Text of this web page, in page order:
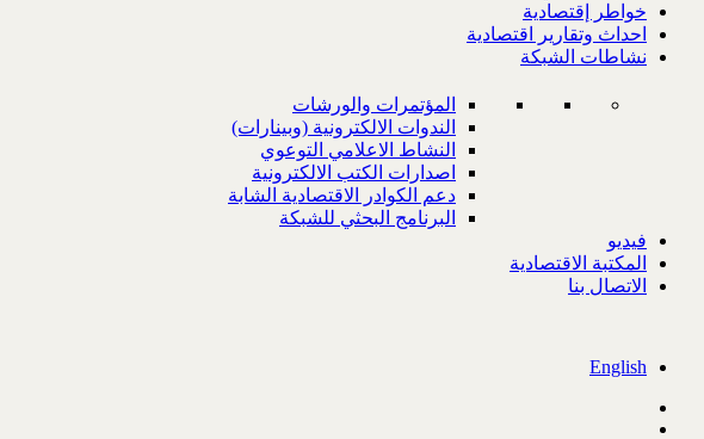
خواطر إقتصادية
احداث وتقارير اقتصادية
نشاطات الشبكة
المؤتمرات والورشات
الندوات الالكترونية (وبينارات)
النشاط الاعلامي التوعوي
اصدارات الكتب الالكترونية
دعم الكوادر الاقتصادية الشابة
البرنامج البحثي للشبكة
فيديو
المكتبة الاقتصادية
الاتصال بنا
English